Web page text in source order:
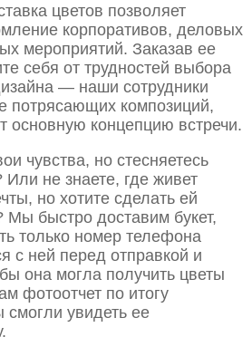
цветов позволяет
корпоративов, деловых
мероприятий. Заказав ее
себя от трудностей выбора
— наши сотрудники
потрясающих композиций,
основную концепцию встречи.
чувства, но стесняетесь
Или не знаете, где живет
но хотите сделать ей
Мы быстро доставим букет,
только номер телефона
с ней перед отправкой и
она могла получить цветы
фотоотчет по итогу
смогли увидеть ее